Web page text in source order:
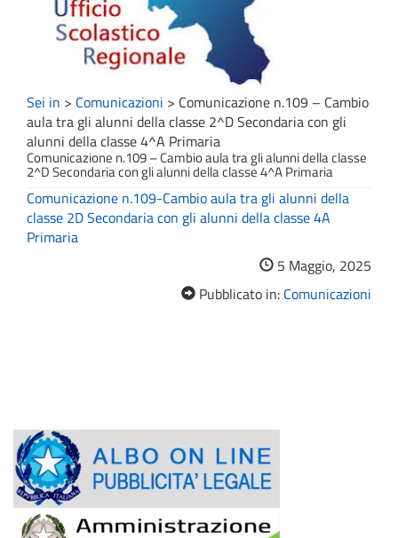
Sei in > Comunicazioni > Comunicazione n.109 – Cambio
aula tra gli alunni della classe 2^D Secondaria con gli
alunni della classe 4^A Primaria
Comunicazione n.109 – Cambio aula tra gli alunni della classe
2^D Secondaria con gli alunni della classe 4^A Primaria
Comunicazione n.109-Cambio aula tra gli alunni della
classe 2D Secondaria con gli alunni della classe 4A
Primaria
5 Maggio, 2025
Pubblicato in: Comunicazioni